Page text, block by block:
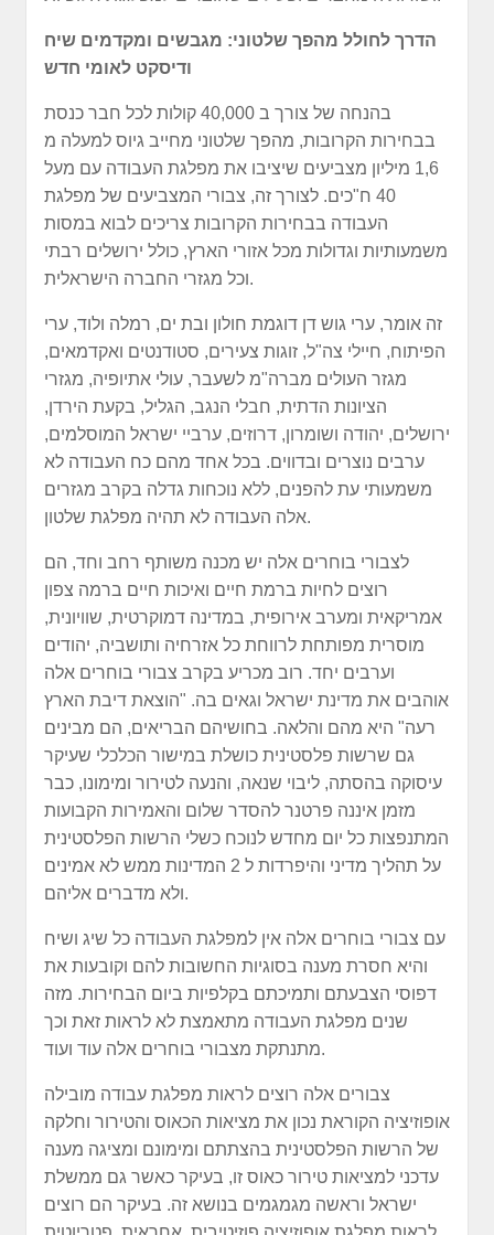
הדרך לחולל מהפך שלטוני: מגבשים ומקדמים שיח
ודיסקט לאומי חדש
בהנחה של צורך ב 40,000 קולות לכל חבר כנסת
בבחירות הקרובות, מהפך שלטוני מחייב גיוס למעלה מ
1,6 מיליון מצביעים שיציבו את מפלגת העבודה עם מעל
40 ח"כים. לצורך זה, צבורי המצביעים של מפלגת
העבודה בבחירות הקרובות צריכים לבוא במסות
משמעותיות וגדולות מכל אזורי הארץ, כולל ירושלים רבתי
וכל מגזרי החברה הישראלית.
זה אומר, ערי גוש דן דוגמת חולון ובת ים, רמלה ולוד, ערי
הפיתוח, חיילי צה"ל, זוגות צעירים, סטודנטים ואקדמאים,
מגזר העולים מברה"מ לשעבר, עולי אתיופיה, מגזרי
הציונות הדתית, חבלי הנגב, הגליל, בקעת הירדן,
ירושלים, יהודה ושומרון, דרוזים, ערביי ישראל המוסלמים,
ערבים נוצרים ובדווים. בכל אחד מהם כח העבודה לא
משמעותי עת להפנים, ללא נוכחות גדלה בקרב מגזרים
אלה העבודה לא תהיה מפלגת שלטון.
לצבורי בוחרים אלה יש מכנה משותף רחב וחד, הם
רוצים לחיות ברמת חיים ואיכות חיים ברמה צפון
אמריקאית ומערב אירופית, במדינה דמוקרטית, שוויונית,
מוסרית מפותחת לרווחת כל אזרחיה ותושביה, יהודים
וערבים יחד. רוב מכריע בקרב צבורי בוחרים אלה
אוהבים את מדינת ישראל וגאים בה. "הוצאת דיבת הארץ
רעה" היא מהם והלאה. בחושיהם הבריאים, הם מבינים
גם שרשות פלסטינית כושלת במישור הכלכלי שעיקר
עיסוקה בהסתה, ליבוי שנאה, והנעה לטירור ומימונו, כבר
מזמן איננה פרטנר להסדר שלום והאמירות הקבועות
המתנפצות כל יום מחדש לנוכח כשלי הרשות הפלסטינית
על תהליך מדיני והיפרדות ל 2 המדינות ממש לא אמינים
ולא מדברים אליהם.
עם צבורי בוחרים אלה אין למפלגת העבודה כל שיג ושיח
והיא חסרת מענה בסוגיות החשובות להם וקובעות את
דפוסי הצבעתם ותמיכתם בקלפיות ביום הבחירות. מזה
שנים מפלגת העבודה מתאמצת לא לראות זאת וכך
מתנתקת מצבורי בוחרים אלה עוד ועוד.
צבורים אלה רוצים לראות מפלגת עבודה מובילה
אופוזיציה הקוראת נכון את מציאות הכאוס והטירור וחלקה
של הרשות הפלסטינית בהצתתם ומימונם ומציגה מענה
עדכני למציאות טירור כאוס זו, בעיקר כאשר גם ממשלת
ישראל וראשה מגמגמים בנושא זה. בעיקר הם רוצים